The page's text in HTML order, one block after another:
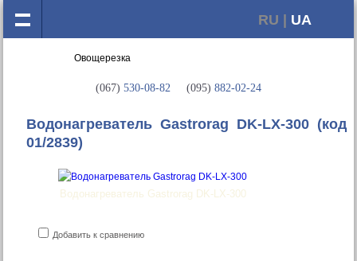
RU | UA
(067) 530-08-82 (095) 882-02-24
Водонагреватель Gastrorag DK-LX-300(код
01/2839)
Водонагреватель Gastrorag DK-LX-300
Добавить к сравнению